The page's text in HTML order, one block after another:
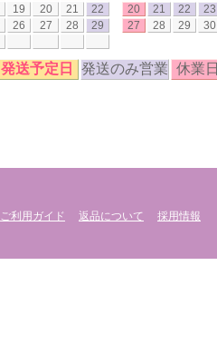
19 20 21
22
26 27 28
29
20
21 22 23
27
28 29 30
発送予定日 発送のみ営業 休業日
ご利用ガイド 返品について 採用情報